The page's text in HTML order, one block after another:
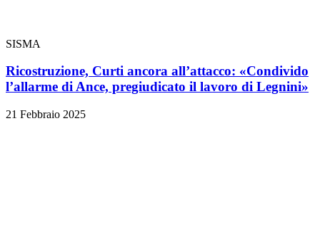
SISMA
Ricostruzione, Curti ancora all’attacco: «Condivido
l’allarme di Ance, pregiudicato il lavoro di Legnini»
21 Febbraio 2025